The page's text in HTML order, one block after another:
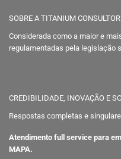
SOBRE A TITANIUM
Considerada como a maior e
regulamentadas pela legislação
CREDIBILIDADE, INOVAÇÃO E
Respostas completas e
Atendimento full service para
MAPA.